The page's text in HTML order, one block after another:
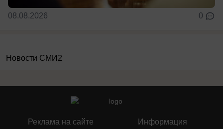
08.08.2026 0
Новости СМИ2
Реклама на сайте Информация